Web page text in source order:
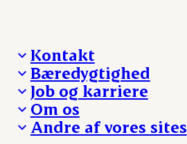
Kontakt
Besøg Danish Crown
Presse og nyheder
Reklamationer
Whistleblower
Øvrige henvendelser
Bæredygtighed
Fra jord til bord
Hverdagen
Ansvarlighed og nøgletal
Job og karriere
Arbejd med os
Ledige stillinger
Om os
Hvem er vi
Andre af vores sites